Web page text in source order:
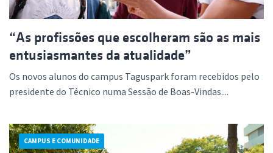
“As profissões que escolheram são as mais
entusiasmantes da atualidade”
Os novos alunos do campus Taguspark foram recebidos pelo
presidente do Técnico numa Sessão de Boas-Vindas....
CAMPUS E COMUNIDADE